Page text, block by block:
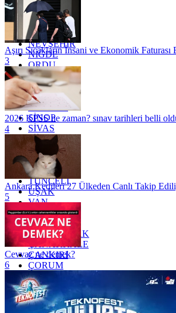
MERSİN
MUĞLA
MUŞ
NEVŞEHİR
NİĞDE
ORDU
OSMANİYE
RİZE
SAKARYA
SAMSUN
SİNOP
SİVAS
SİİRT
TEKİRDAĞ
TOKAT
TRABZON
TUNCELİ
UŞAK
VAN
YALOVA
YOZGAT
ZONGULDAK
ÇANAKKALE
ÇANKIRI
ÇORUM
İSTANBUL
İZMİR
ŞANLIURFA
ŞIRNAK
Aşırı Sıcakların İnsani ve Ekonomik
3
2026 KPSS ne zaman? sınav tarihleri belli
4
Ankara Kedileri 27 Ülkeden Canlı Takip
5
Cevvaz ne demek?
6